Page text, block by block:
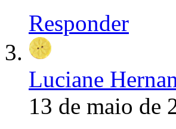
Responder
Luciane
13 de maio de